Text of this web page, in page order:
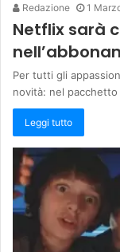
Redazione 1
Netflix sarà
Per tutti gli
novità: nel
Leggi tutto